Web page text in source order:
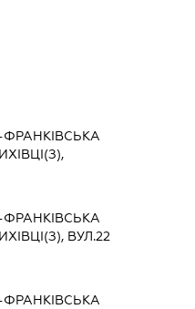
ФРАНКІВСЬКА
ФРАНКІВСЬКА
ВУЛ.22
ФРАНКІВСЬКА